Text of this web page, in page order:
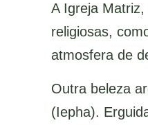
A Igreja
religiosas,
atmosfera de
Outra beleza
(Iepha).